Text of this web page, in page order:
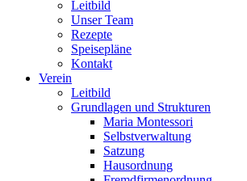
Leitbild
Unser Team
Rezepte
Speisepläne
Kontakt
Verein
Leitbild
Grundlagen und Strukturen
Maria Montessori
Selbstverwaltung
Satzung
Hausordnung